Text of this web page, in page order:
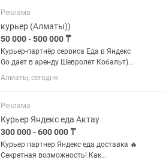
Go. • Выплаты еженедельные •...
Реклама
курьер (Алматы))
50 000 - 500 000 ₸
Курьер-партнёр сервиса Еда в Яндекс
Go дает в аренду Шевролет Кобальт)
Ведётся набор к партнёру сервиса Еда
в Яндекс Go в г. Алматы. 🚲
ресторанов, кафе и магазинов с
Яндекс...
Алматы, сегодня
Реклама
Курьер Яндекс еда Актау
300 000 - 600 000 ₸
Курьер партнер Яндекс еда доставка 🔥
Секретная возможность! Как